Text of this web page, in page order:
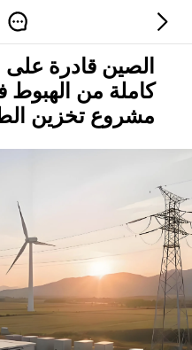
الصين قادرة على
كاملة من
مشروع تخزين